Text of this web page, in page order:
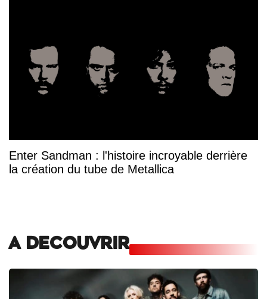
Enter Sandman : l'histoire incroyable derrière
la création du tube de Metallica
A DECOUVRIR